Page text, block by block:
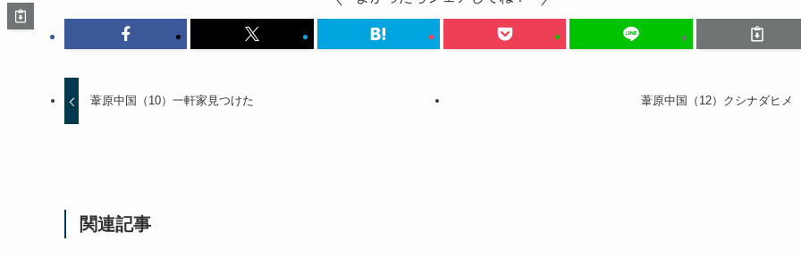
葦原中国（10）一軒家見つけた 葦原中国（12）クシナダヒメ
関連記事